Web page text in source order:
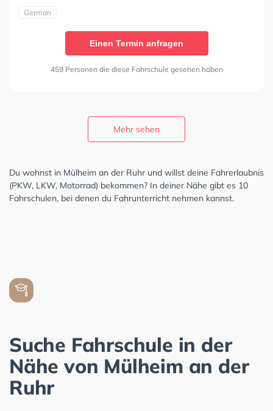
German
Einen Termin anfragen
459 Personen die diese Fahrschule gesehen haben
Mehr sehen
Du wohnst in Mülheim an der Ruhr und willst deine Fahrerlaubnis
(PKW, LKW, Motorrad) bekommen? In deiner Nähe gibt es 10
Fahrschulen, bei denen du Fahrunterricht nehmen kannst.
Suche Fahrschule in der
Nähe von Mülheim an der
Ruhr